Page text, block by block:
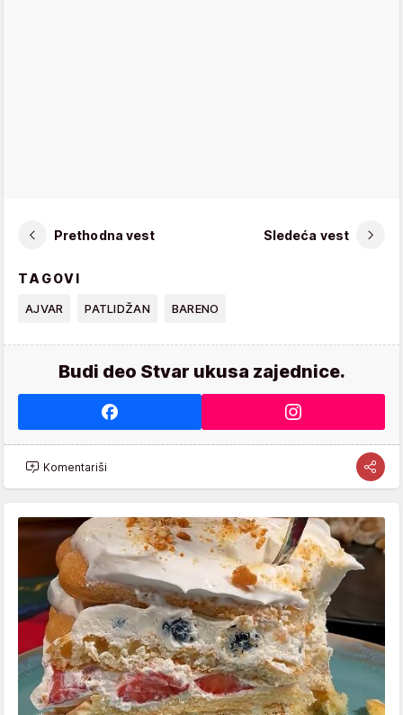
Prethodna vest Sledeća vest
TAGOVI
AJVAR PATLIDŽAN BARENO
Budi deo Stvar ukusa zajednice.
Komentariši